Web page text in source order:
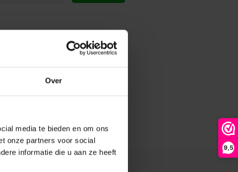
Over
media te bieden en om ons
onze partners voor social
informatie die u aan ze heeft
9,5